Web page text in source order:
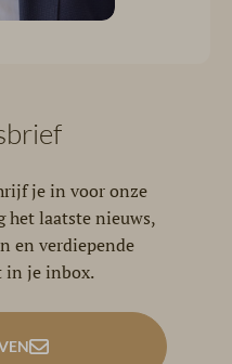
je in voor onze
het laatste nieuws,
en verdiepende
in je inbox.